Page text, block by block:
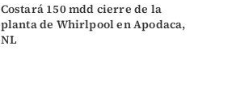
Costará 150 mdd cierre de la
planta de Whirlpool en Apodaca,
NL